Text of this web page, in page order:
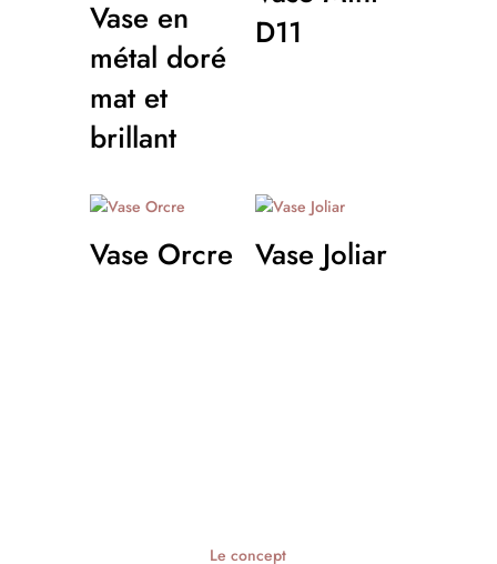
Vase en
métal doré
mat et
brillant
D11
Vase Orcre Vase Joliar
Le concept